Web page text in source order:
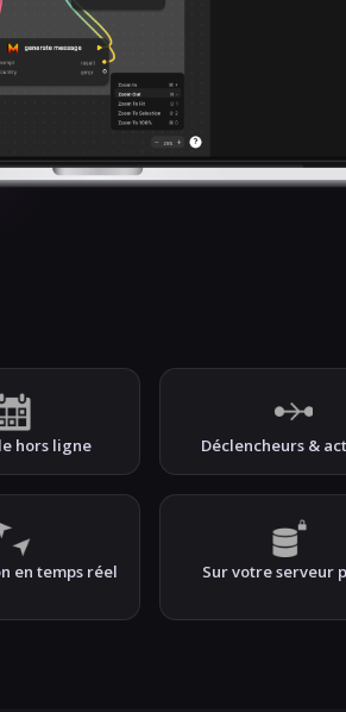
hors ligne Déclencheurs &
en temps réel Sur votre serveur